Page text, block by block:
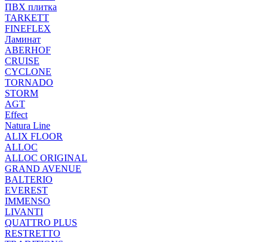
ПВХ плитка
TARKETT
FINEFLEX
Ламинат
ABERHOF
CRUISE
CYCLONE
TORNADO
STORM
AGT
Effect
Natura Line
ALIX FLOOR
ALLOC
ALLOC ORIGINAL
GRAND AVENUE
BALTERIO
EVEREST
IMMENSO
LIVANTI
QUATTRO PLUS
RESTRETTO